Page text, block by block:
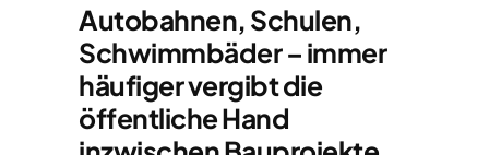
Autobahnen, Schulen,
Schwimmbäder – immer
häufiger vergibt die
öffentliche Hand